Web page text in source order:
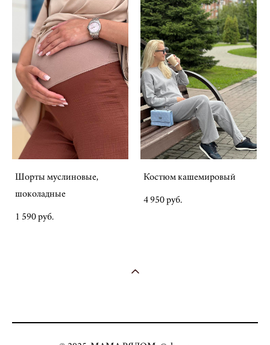
Шорты муслиновые,
шоколадные
1 590 pуб.
Костюм кашемировый
4 950 pуб.